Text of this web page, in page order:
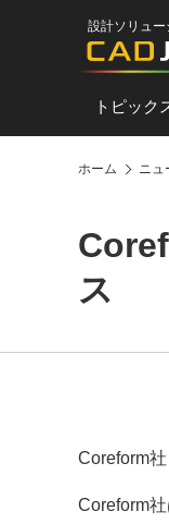
設計ソリュ
トピック
ホーム ニュ
ス
Coreform
Coreform